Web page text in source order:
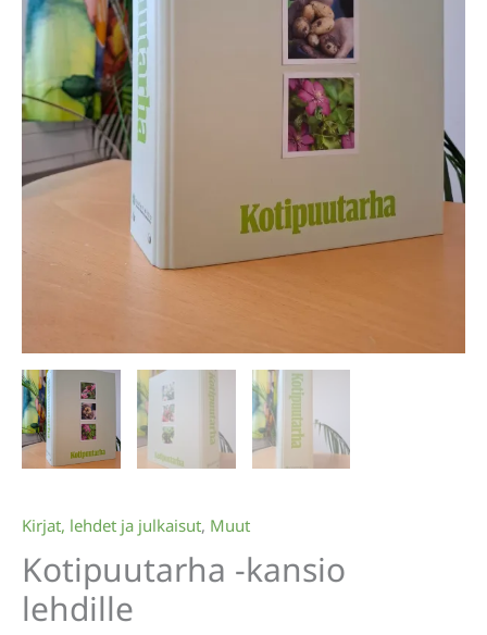
Kirjat, lehdet ja julkaisut, Muut
Kotipuutarha -kansio
lehdille